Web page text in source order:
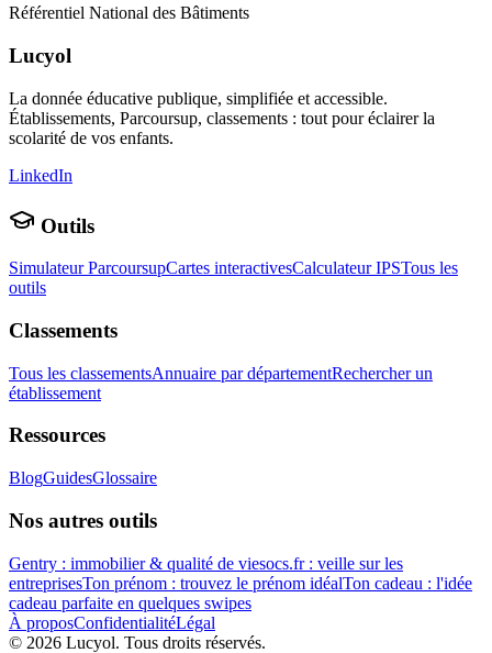
Référentiel National des Bâtiments
Lucyol
La donnée éducative publique, simplifiée et accessible.
Établissements, Parcoursup, classements : tout pour éclairer la
scolarité de vos enfants.
LinkedIn
Outils
Simulateur ParcoursupCartes interactivesCalculateur IPSTous les
outils
Classements
Tous les classementsAnnuaire par départementRechercher un
établissement
Ressources
BlogGuidesGlossaire
Nos autres outils
Gentry : immobilier & qualité de viesocs.fr : veille sur les
entreprisesTon prénom : trouvez le prénom idéalTon cadeau : l'idée
cadeau parfaite en quelques swipes
À proposConfidentialitéLégal
© 2026 Lucyol. Tous droits réservés.